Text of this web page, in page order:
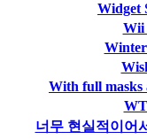
Widget
Wii
With full masks
너무 현실적이어